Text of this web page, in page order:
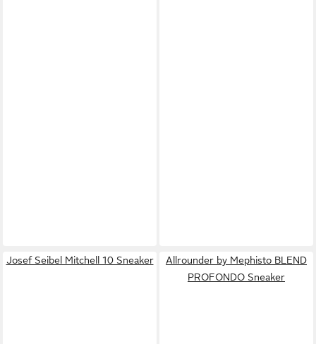
Josef Seibel Mitchell 10 Sneaker
Allrounder by Mephisto BLEND
PROFONDO Sneaker